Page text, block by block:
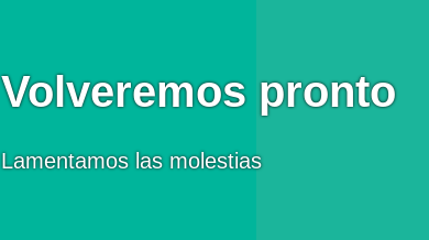
Volveremos pronto
Lamentamos las molestias